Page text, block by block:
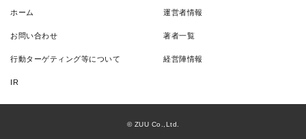
ホーム 運営者情報
お問い合わせ 著者一覧
行動ターゲティング等について 経営陣情報
IR
© ZUU Co.,Ltd.